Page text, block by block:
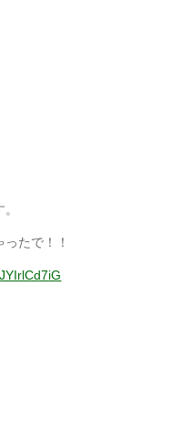
たで！！